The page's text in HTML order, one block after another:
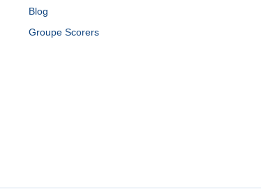
Blog
Groupe Scorers